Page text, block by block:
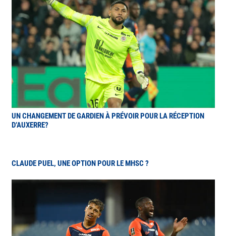
UN CHANGEMENT DE GARDIEN À PRÉVOIR POUR LA RÉCEPTION
D’AUXERRE?
CLAUDE PUEL, UNE OPTION POUR LE MHSC ?